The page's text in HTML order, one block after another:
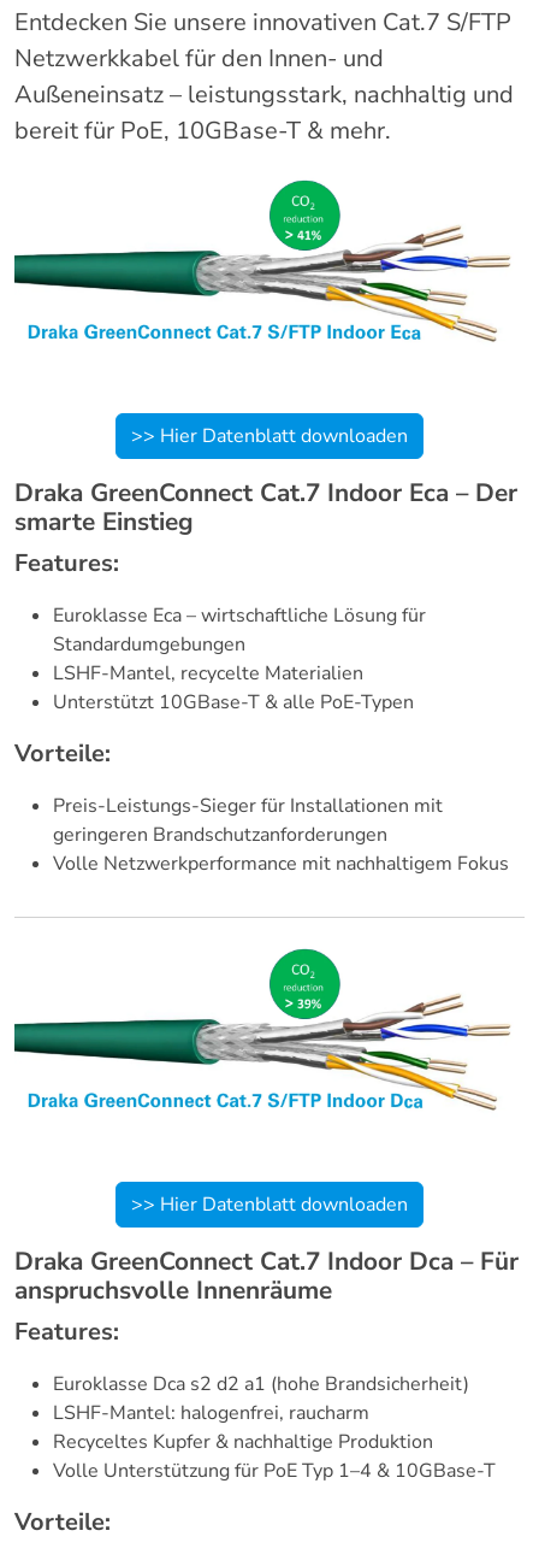
Entdecken Sie unsere innovativen Cat.7 S/FTP
Netzwerkkabel für den Innen- und
Außeneinsatz – leistungsstark, nachhaltig und
bereit für PoE, 10GBase-T & mehr.
>> Hier Datenblatt downloaden
Draka GreenConnect Cat.7 Indoor Eca – Der
smarte Einstieg
Features:
Euroklasse Eca – wirtschaftliche Lösung für
Standardumgebungen
LSHF-Mantel, recycelte Materialien
Unterstützt 10GBase-T & alle PoE-Typen
Vorteile:
Preis-Leistungs-Sieger für Installationen mit
geringeren Brandschutzanforderungen
Volle Netzwerkperformance mit nachhaltigem Fokus
>> Hier Datenblatt downloaden
Draka GreenConnect Cat.7 Indoor Dca – Für
anspruchsvolle Innenräume
Features:
Euroklasse Dca s2 d2 a1 (hohe Brandsicherheit)
LSHF-Mantel: halogenfrei, raucharm
Recyceltes Kupfer & nachhaltige Produktion
Volle Unterstützung für PoE Typ 1–4 & 10GBase-T
Vorteile: